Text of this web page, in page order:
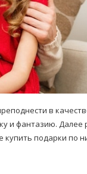
в
и фантазию. Далее
подарки по
Моро,